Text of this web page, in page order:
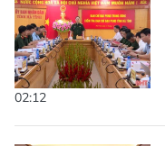
02:12